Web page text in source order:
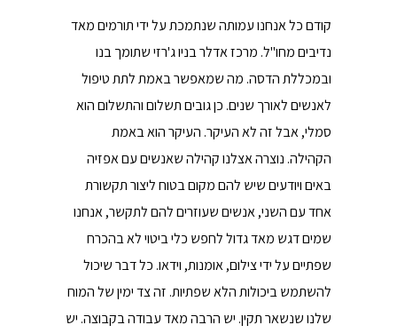
קודם כל אנחנו עמותה שנתמכת על ידי תורמים מאד
נדיבים מחו"ל. מרכז אדלר בניו ג'רזי שתומך בנו
ובמכללת הדסה. מה שמאפשר באמת לתת טיפול
לאנשים לאורך שנים. כן גובים תשלום והתשלום הוא
סמלי, אבל זה לא העיקר. העיקר הוא באמת
הקהילה. נוצרה אצלנו קהילה שאנשים עם אפזיה
באים ויודעים שיש להם מקום בטוח ליצור תקשורת
אחד עם השני, אנשים שעוזרים להם לתקשר, אנחנו
שמים דגש מאד גדול לחפש כלי ביטוי לא בהכרח
שפתיים על ידי צילום, אומנות, וידאו. כל דבר שיכול
להשתמש ביכולות הלא שפתיות. זה צד ימין של המוח
שלנו שנשאר תקין. יש הרבה מאד עבודה בקבוצה. יש